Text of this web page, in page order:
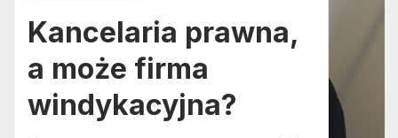
Kancelaria prawna,
a może firma
windykacyjna?